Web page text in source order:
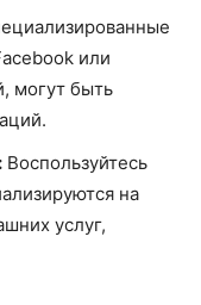
или
могут быть
Воспользуйтесь
на
услуг,